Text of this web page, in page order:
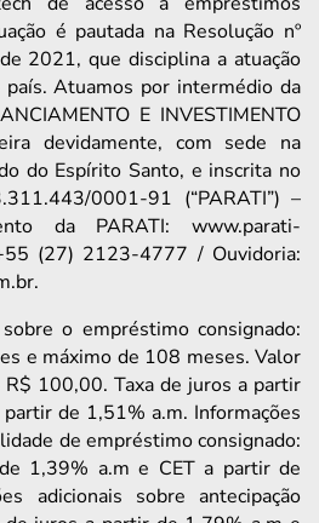
é pautada na Resolução nº
2021, que disciplina a atuação
Atuamos por intermédio da
E INVESTIMENTO
devidamente, com sede na
do Espírito Santo, e inscrita no
0001-91 (“PARATI”) –
da PARATI: www.parati-
(27) 2123-4777 / Ouvidoria:
o empréstimo consignado:
e máximo de 108 meses. Valor
100,00. Taxa de juros a partir
de 1,51% a.m. Informações
de empréstimo consignado:
1,39% a.m e CET a partir de
adicionais sobre antecipação